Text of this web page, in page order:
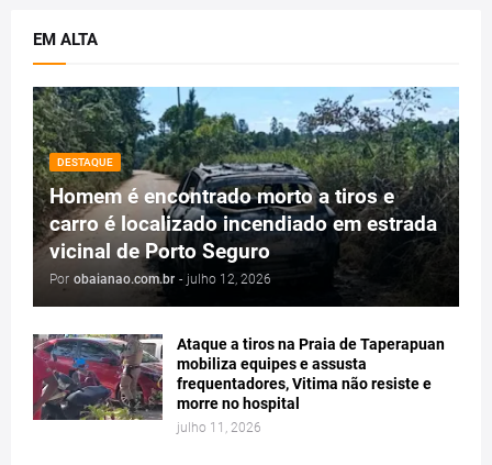
EM ALTA
DESTAQUE
Homem é encontrado morto a tiros e
carro é localizado incendiado em estrada
vicinal de Porto Seguro
Por obaianao.com.br - julho 12, 2026
Ataque a tiros na Praia de Taperapuan
mobiliza equipes e assusta
frequentadores, Vitima não resiste e
morre no hospital
julho 11, 2026